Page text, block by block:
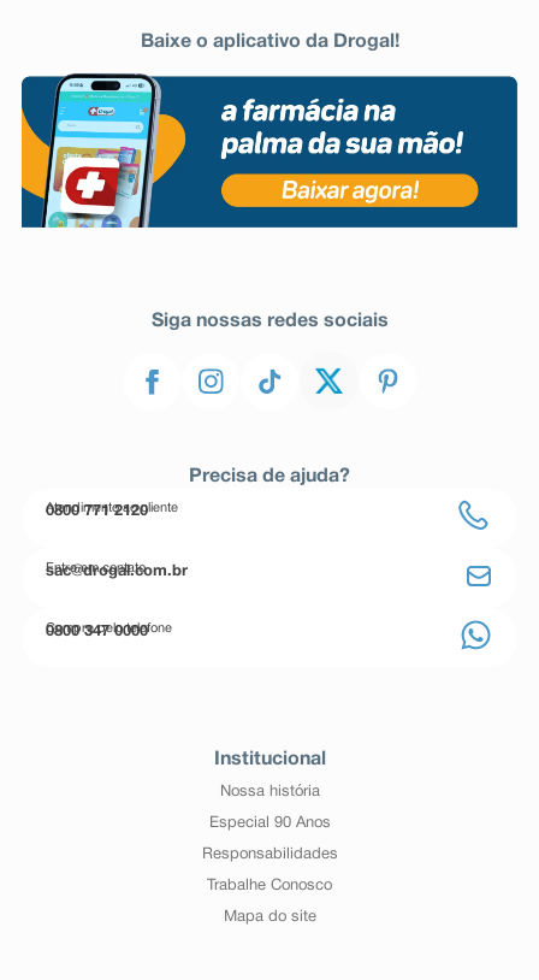
Baixe o aplicativo da Drogal!
Siga nossas redes sociais
Precisa de ajuda?
Atendimento ao cliente
0800 771 2120
Entre em contato
sac@drogal.com.br
Compre pelo telefone
0800 347 0000
Institucional
Nossa história
Especial 90 Anos
Responsabilidades
Trabalhe Conosco
Mapa do site